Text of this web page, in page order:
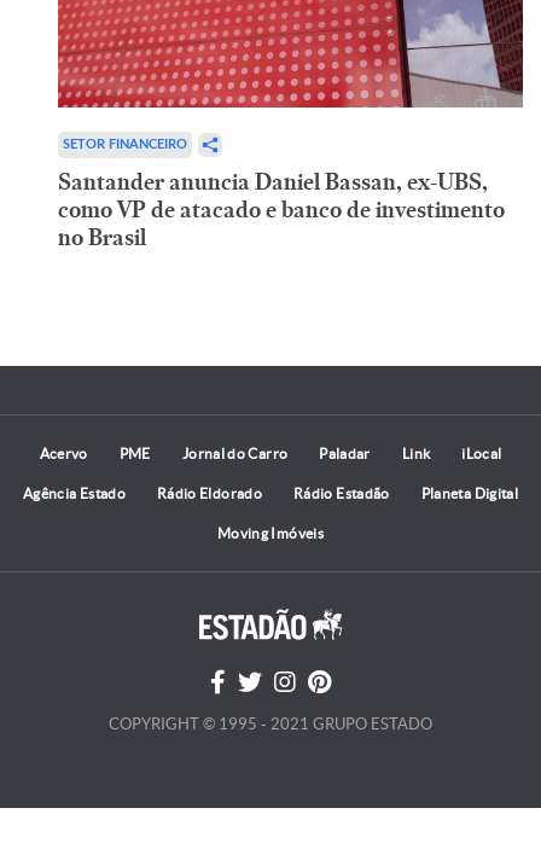
SETOR FINANCEIRO
Santander anuncia Daniel Bassan, ex-UBS,
como VP de atacado e banco de investimento
no Brasil
Acervo PME Jornal do Carro Paladar Link iLocal
Agência Estado Rádio Eldorado Rádio Estadão Planeta Digital
Moving Imóveis
COPYRIGHT © 1995 - 2021 GRUPO ESTADO